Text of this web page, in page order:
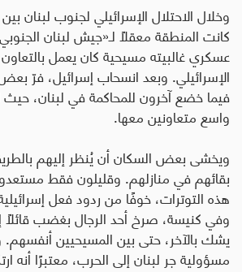
كانت المنطقة معقلًا لـ«جيش لبنان
عسكري غالبيته مسيحية كان يعمل
الإسرائيلي. وبعد انسحاب إسرائيل، فرّ
فيما خضع آخرون للمحاكمة في لبنان، حيث
واسع متعاونين معها.
ويخشى بعض السكان أن يُنظر إليهم
بقائهم في منازلهم. وقليلون فقط
هذه التوترات، خوفًا من ردود فعل
وفي كنيسة، صرخ أحد الرجال بغضب قائلًا
يشك بالآخر، حتى بين المسيحيين
مسؤولية جر لبنان إلى الحرب، معتبرًا أنه